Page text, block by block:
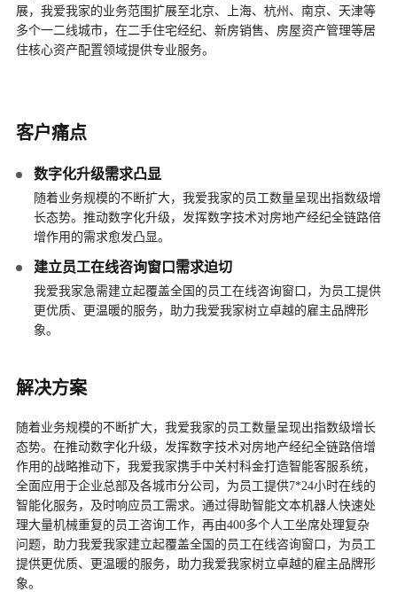
展，我爱我家的业务范围扩展至北京、上海、杭州、南京、天津等
多个一二线城市，在二手住宅经纪、新房销售、房屋资产管理等居
住核心资产配置领域提供专业服务。
客户痛点
数字化升级需求凸显
随着业务规模的不断扩大，我爱我家的员工数量呈现出指数级增
长态势。推动数字化升级，发挥数字技术对房地产经纪全链路倍
增作用的需求愈发凸显。
建立员工在线咨询窗口需求迫切
我爱我家急需建立起覆盖全国的员工在线咨询窗口，为员工提供
更优质、更温暖的服务，助力我爱我家树立卓越的雇主品牌形
象。
解决方案
随着业务规模的不断扩大，我爱我家的员工数量呈现出指数级增长
态势。在推动数字化升级，发挥数字技术对房地产经纪全链路倍增
作用的战略推动下，我爱我家携手中关村科金打造智能客服系统，
全面应用于企业总部及各城市分公司，为员工提供7*24小时在线的
智能化服务，及时响应员工需求。通过得助智能文本机器人快速处
理大量机械重复的员工咨询工作，再由400多个人工坐席处理复杂
问题，助力我爱我家建立起覆盖全国的员工在线咨询窗口，为员工
提供更优质、更温暖的服务，助力我爱我家树立卓越的雇主品牌形
象。